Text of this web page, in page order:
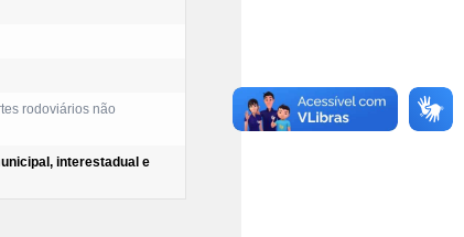
rodoviários não
interestadual e